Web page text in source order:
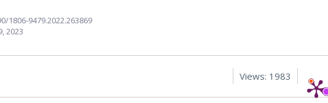
1806-9479.2022.263869
2023
Views: 1983